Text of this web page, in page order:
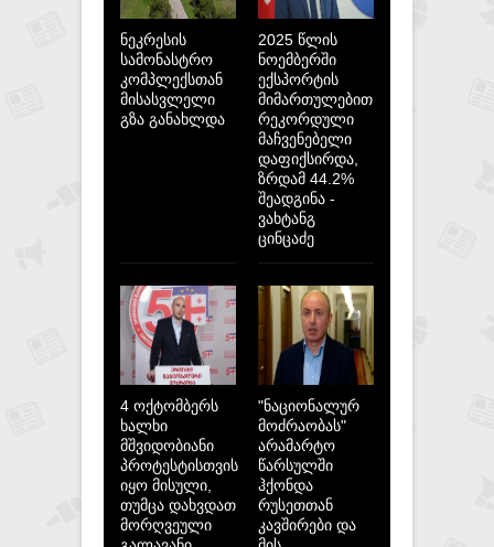
ნეკრესის
სამონასტრო
კომპლექსთან
მისასვლელი
გზა განახლდა
2025 წლის
ნოემბერში
ექსპორტის
მიმართულებით
რეკორდული
მაჩვენებელი
დაფიქსირდა,
ზრდამ 44.2%
შეადგინა -
ვახტანგ
ცინცაძე
4 ოქტომბერს
ხალხი
მშვიდობიანი
პროტესტისთვის
იყო მისული,
თუმცა დახვდათ
მორღვეული
"ნაციონალურ
მოძრაობას"
არამარტო
წარსულში
ჰქონდა
რუსეთთან
კავშირები და